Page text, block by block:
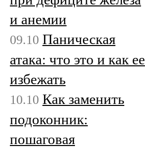
и анемии
09.10 Паническая
атака: что это и как ее
избежать
10.10 Как заменить
подоконник:
пошаговая